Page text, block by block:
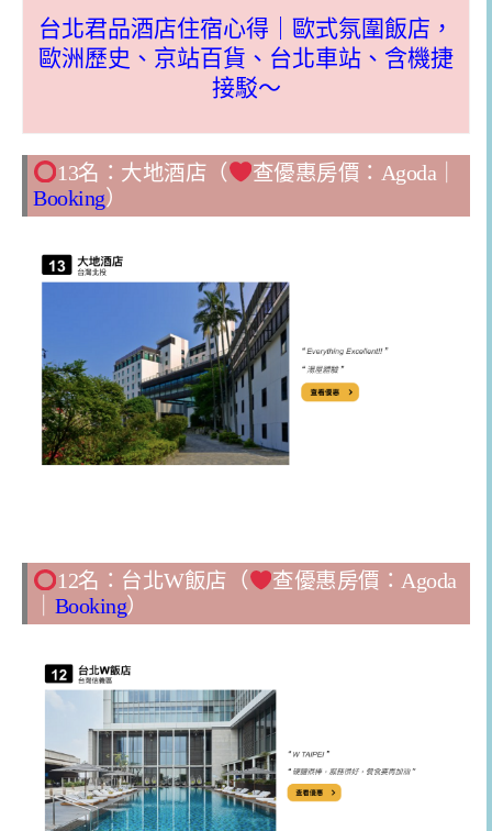
台北君品酒店住宿心得｜歐式氛圍飯店，
歐洲歷史、京站百貨、台北車站、含機捷
接駁～
13名：大地酒店（ 查優惠房價： Agoda
Booking）
12名：台北W飯店（ 查優惠房價：Agoda
Booking）